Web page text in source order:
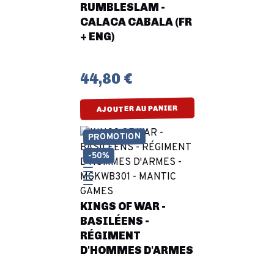
RUMBLESLAM -
CALACA CABALA (FR
+ ENG)
44,80 €
AJOUTER AU PANIER
KINGS OF WAR -
BASILÉENS -
RÉGIMENT
D'HOMMES D'ARMES
PROMOTION
-50%